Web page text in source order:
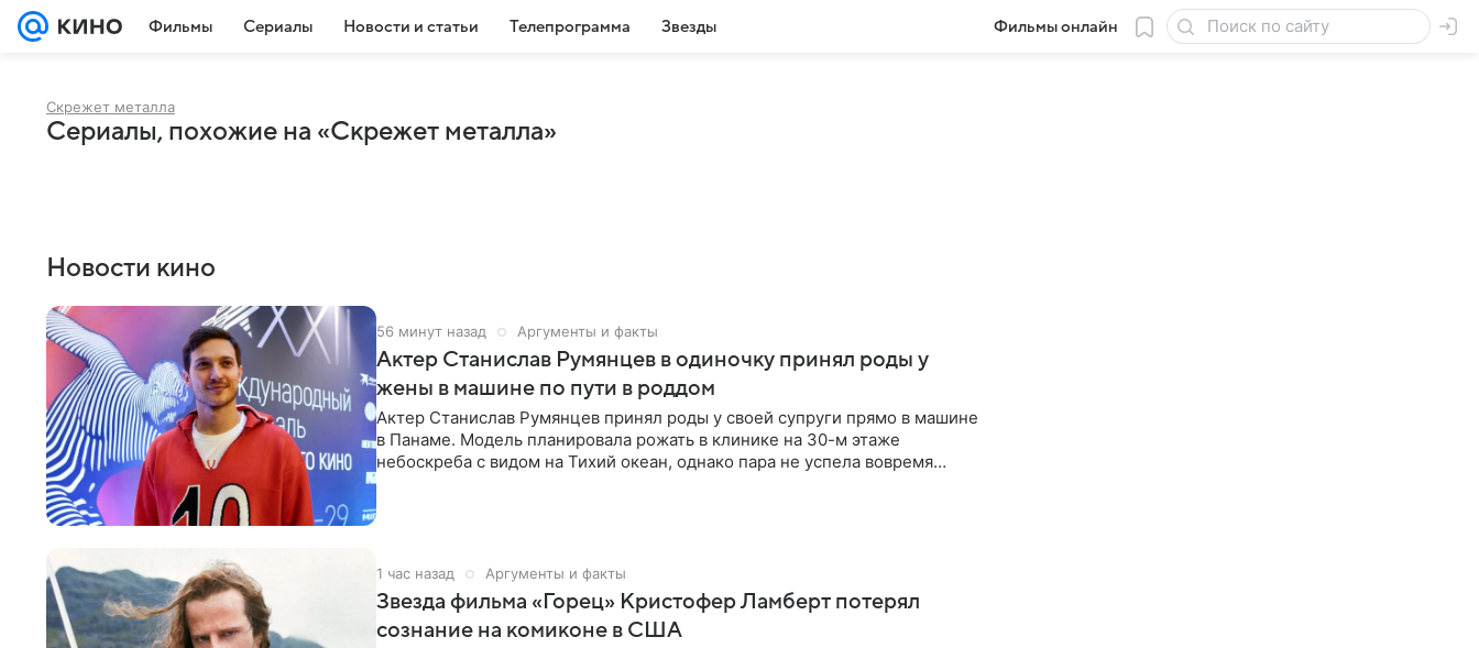
Фильмы Сериалы Новости и статьи Телепрограмма Звезды Фильмы онлайн
Скрежет металла
Сериалы, похожие на «Скрежет металла»
Новости кино
56 минут назад Аргументы и факты
Актер Станислав Румянцев в одиночку принял роды у
жены в машине по пути в роддом
Актер Станислав Румянцев принял роды у своей супруги прямо в машине
в Панаме. Модель планировала рожать в клинике на 30-м этаже
небоскреба с видом на Тихий океан, однако пара не успела вовремя
1 час назад Аргументы и факты
Звезда фильма «Горец» Кристофер Ламберт потерял
сознание на комиконе в США